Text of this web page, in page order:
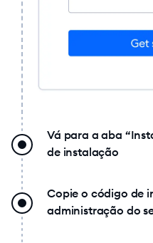
Vá para a aba
de instalação
Copie o código de
administração do